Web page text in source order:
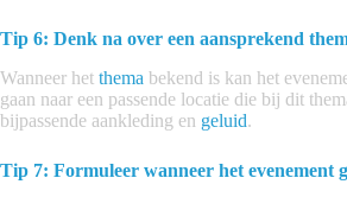
Tip 6: Denk na over een aansprekend
Wanneer het thema bekend is kan het
gaan naar een passende locatie die bij dit
bijpassende aankleding en geluid.
Tip 7: Formuleer wanneer het evenement